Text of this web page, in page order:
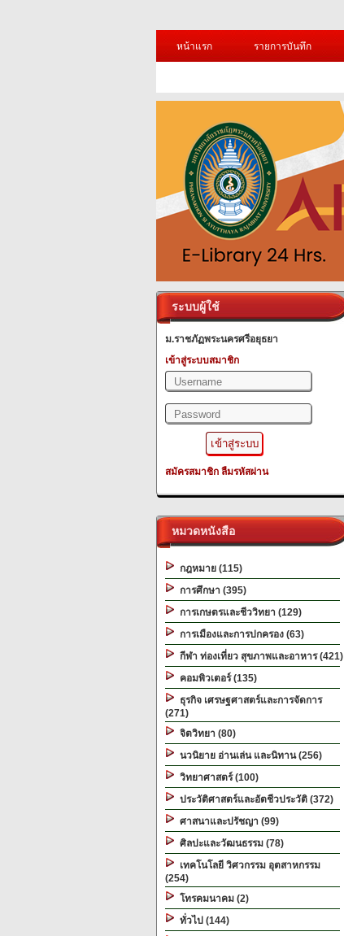
หน้าแรก
รายการบันทึก
ระบบผู้ใช้
ม.ราชภัฏพระนครศรีอยุธยา
เข้าสู่ระบบสมาชิก
สมัครสมาชิก ลืมรหัสผ่าน
หมวดหนังสือ
กฎหมาย (115)
การศึกษา (395)
การเกษตรและชีววิทยา (129)
การเมืองและการปกครอง (63)
กีฬา ท่องเที่ยว สุขภาพและอาหาร (421)
คอมพิวเตอร์ (135)
ธุรกิจ เศรษฐศาสตร์และการจัดการ
(271)
จิตวิทยา (80)
นวนิยาย อ่านเล่น และนิทาน (256)
วิทยาศาสตร์ (100)
ประวัติศาสตร์และอัตชีวประวัติ (372)
ศาสนาและปรัชญา (99)
ศิลปะและวัฒนธรรม (78)
เทคโนโลยี วิศวกรรม อุตสาหกรรม
(254)
โทรคมนาคม (2)
ทั่วไป (144)